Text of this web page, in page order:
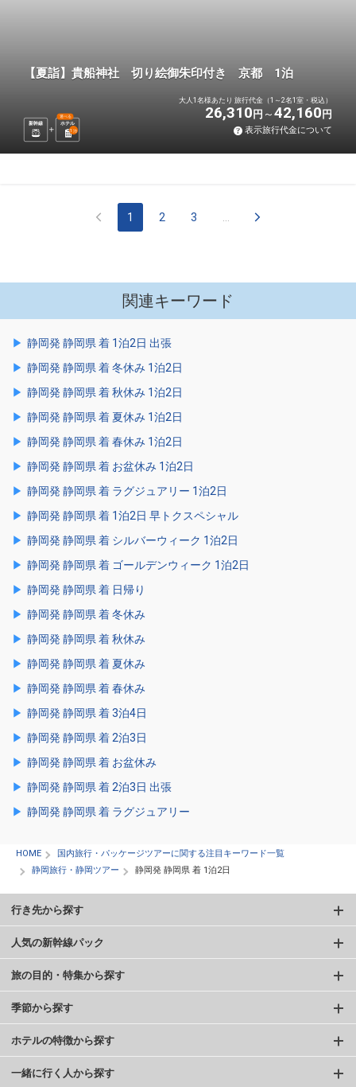
【夏詣】貴船神社 切り絵御朱印付き 京都 1泊
新幹線 ホテル
選べる
1 泊
大人1名様あたり 旅行代金（1～2名1室・税込）
26,310 円 42,160 円
表示旅行代金について
1 2 3 ...
関連キーワード
静岡発 静岡県 着 1泊2日 出張
静岡発 静岡県 着 冬休み 1泊2日
静岡発 静岡県 着 秋休み 1泊2日
静岡発 静岡県 着 夏休み 1泊2日
静岡発 静岡県 着 春休み 1泊2日
静岡発 静岡県 着 お盆休み 1泊2日
静岡発 静岡県 着 ラグジュアリー 1泊2日
静岡発 静岡県 着 1泊2日 早トクスペシャル
静岡発 静岡県 着 シルバーウィーク 1泊2日
静岡発 静岡県 着 ゴールデンウィーク 1泊2日
静岡発 静岡県 着 日帰り
静岡発 静岡県 着 冬休み
静岡発 静岡県 着 秋休み
静岡発 静岡県 着 夏休み
静岡発 静岡県 着 春休み
静岡発 静岡県 着 3泊4日
静岡発 静岡県 着 2泊3日
静岡発 静岡県 着 お盆休み
静岡発 静岡県 着 2泊3日 出張
静岡発 静岡県 着 ラグジュアリー
HOME
国内旅行・パッケージツアーに関する注目キーワード一覧
静岡旅行・静岡ツアー
静岡発 静岡県 着 1泊2日
行き先から探す
人気の新幹線パック
旅の目的・特集から探す
季節から探す
ホテルの特徴から探す
一緒に行く人から探す